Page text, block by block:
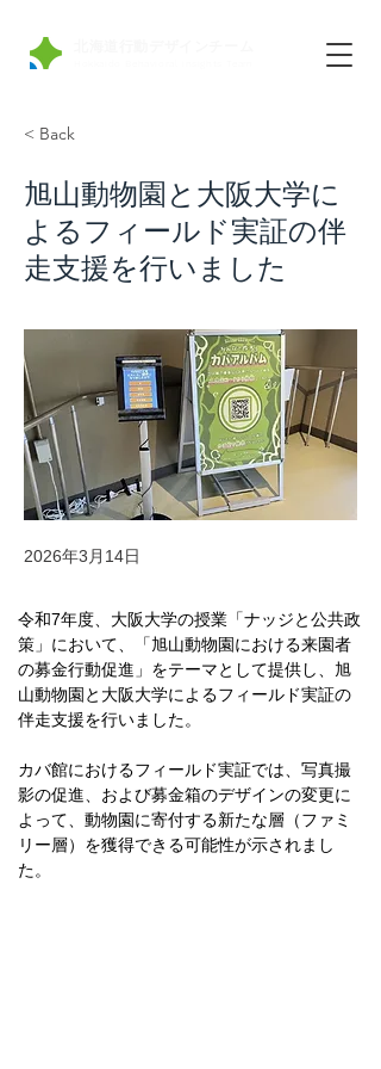
< Back
旭山動物園と大阪大学に
よるフィールド実証の伴
走支援を行いました
2026年3月14日
令和7年度、大阪大学の授業「ナッジと公共政
策」において、「旭山動物園における来園者
の募金行動促進」をテーマとして提供し、旭
山動物園と大阪大学によるフィールド実証の
伴走支援を行いました。
カバ館におけるフィールド実証では、写真撮
影の促進、および募金箱のデザインの変更に
よって、動物園に寄付する新たな層（ファミ
リー層）を獲得できる可能性が示されまし
た。